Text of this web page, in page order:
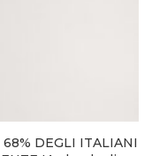
DEGLI ITALIANI